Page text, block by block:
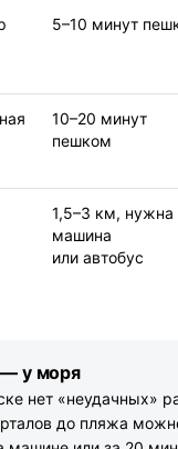
5–10 минут
10–20 минут
пешком
1,5–3 км, нужна
машина
или автобус
у моря
нет «неудачных»
до пляжа